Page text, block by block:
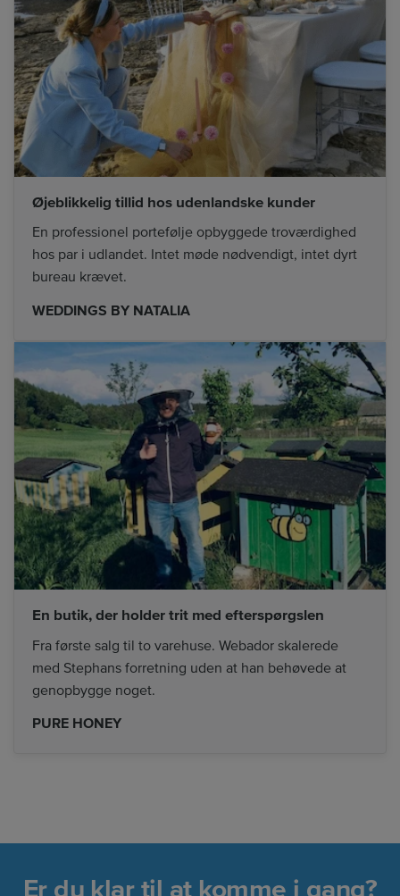
Øjeblikkelig tillid hos udenlandske kunder
En professionel portefølje opbyggede troværdighed
hos par i udlandet. Intet møde nødvendigt, intet dyrt
bureau krævet.
WEDDINGS BY NATALIA
En butik, der holder trit med efterspørgslen
Fra første salg til to varehuse. Webador skalerede
med Stephans forretning uden at han behøvede at
genopbygge noget.
PURE HONEY
Er du klar til at komme i gang?